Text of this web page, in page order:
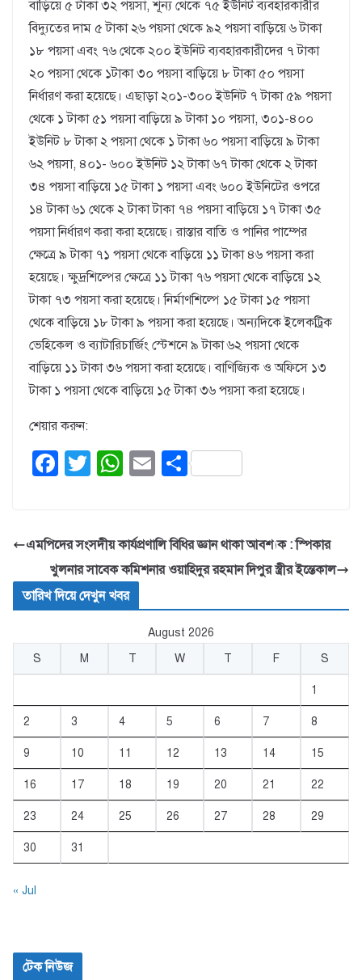
বাড়িয়ে ৫ টাকা ৩২ পয়সা, শূন্য থেকে ৭৫ ইউনিট ব্যবহারকারীর
বিদ্যুতের দাম ৫ টাকা ২৬ পয়সা থেকে ৯২ পয়সা বাড়িয়ে ৬ টাকা
১৮ পয়সা এবং ৭৬ থেকে ২০০ ইউনিট ব্যবহারকারীদের ৭ টাকা
২০ পয়সা থেকে ১টাকা ৩০ পয়সা বাড়িয়ে ৮ টাকা ৫০ পয়সা
নির্ধারণ করা হয়েছে। এছাড়া ২০১-৩০০ ইউনিট ৭ টাকা ৫৯ পয়সা
থেকে ১ টাকা ৫১ পয়সা বাড়িয়ে ৯ টাকা ১০ পয়সা, ৩০১-৪০০
ইউনিট ৮ টাকা ২ পয়সা থেকে ১ টাকা ৬০ পয়সা বাড়িয়ে ৯ টাকা
৬২ পয়সা, ৪০১- ৬০০ ইউনিট ১২ টাকা ৬৭ টাকা থেকে ২ টাকা
৩৪ পয়সা বাড়িয়ে ১৫ টাকা ১ পয়সা এবং ৬০০ ইউনিটের ওপরে
১৪ টাকা ৬১ থেকে ২ টাকা টাকা ৭৪ পয়সা বাড়িয়ে ১৭ টাকা ৩৫
পয়সা নির্ধারণ করা করা হয়েছে। রাস্তার বাতি ও পানির পাম্পের
ক্ষেত্রে ৯ টাকা ৭১ পয়সা থেকে বাড়িয়ে ১১ টাকা ৪৬ পয়সা করা
হয়েছে। ক্ষুদ্রশিল্পের ক্ষেত্রে ১১ টাকা ৭৬ পয়সা থেকে বাড়িয়ে ১২
টাকা ৭৩ পয়সা করা হয়েছে। নির্মাণশিল্পে ১৫ টাকা ১৫ পয়সা
থেকে বাড়িয়ে ১৮ টাকা ৯ পয়সা করা হয়েছে। অন্যদিকে ইলেকট্রিক
ভেহিকেল ও ব্যাটারিচার্জিং স্টেশনে ৯ টাকা ৬২ পয়সা থেকে
বাড়িয়ে ১১ টাকা ৩৬ পয়সা করা হয়েছে। বাণিজ্যিক ও অফিসে ১৩
টাকা ১ পয়সা থেকে বাড়িয়ে ১৫ টাকা ৩৬ পয়সা করা হয়েছে।
শেয়ার করুন:
F
e
b
o
o
k
T
er
W
s
A
p
p
E S
e
এমপিদের সংসদীয় কার্যপ্রণালি বিধির জ্ঞান থাকা আবশ্যক : স্পিকার
খুলনার সাবেক কমিশনার ওয়াহিদুর রহমান দিপুর স্ত্রীর ইন্তেকাল
তারিখ দিয়ে দেখুন খবর
August 2026
S
M T W T F S
1
2 3 4 5 6 7 8
9 10 11 12 13 14 15
16 17 18 19 20 21 22
23 24 25 26 27 28 29
30 31
« Jul
টেক নিউজ